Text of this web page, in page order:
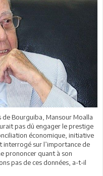
de Bourguiba, Mansour Moalla
pas dû engager le prestige
économique, initiative
interrogé sur l’importance de
prononcer quant à son
pas de ces données, a-t-il